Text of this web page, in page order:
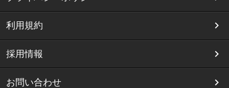
利用規約
採用情報
お問い合わせ